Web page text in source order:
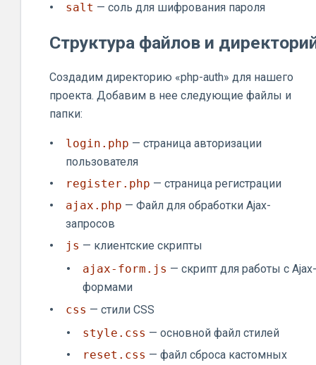
salt — соль для шифрования пароля
Структура файлов и
Создадим директорию «php-auth» для нашего
проекта. Добавим в нее следующие файлы и
папки:
login.php — страница авторизации
пользователя
register.php — страница регистрации
ajax.php — Файл для обработки Ajax-
запросов
js — клиентские скрипты
ajax-form.js — скрипт для работы с Ajax-
формами
css — стили CSS
style.css — основной файл стилей
reset.css — файл сброса кастомных